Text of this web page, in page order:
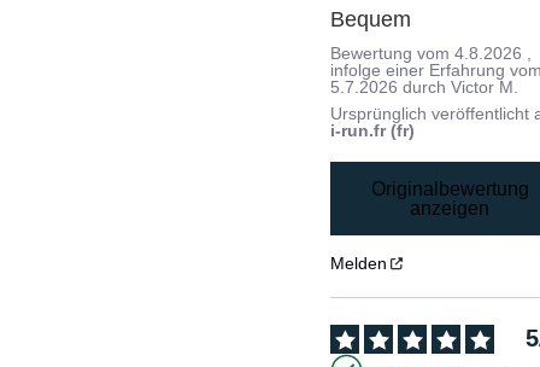
Bequem
Bewertung vom4.8.2026
infolge einer Erfahrung
5.7.2026 durchVictor M.
Ursprünglich veröffentlicht
i-run.fr (fr)
Originalbewertung
anzeigen
Melden
5